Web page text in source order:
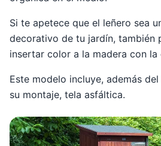
Si te apetece que el leñero sea
decorativo de tu jardín, también
insertar color a la madera con
Este modelo incluye, además
su montaje, tela asfáltica.